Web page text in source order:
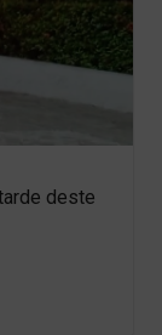
deste